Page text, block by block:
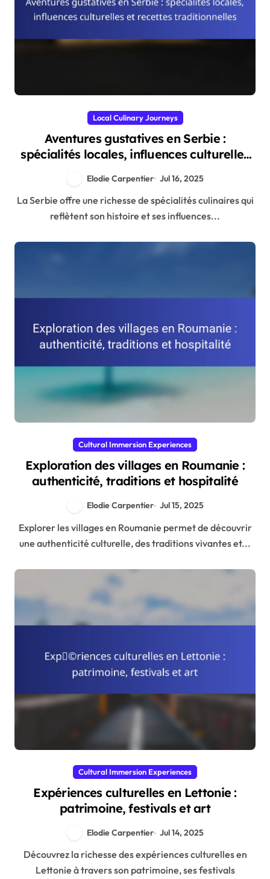
Local Culinary Journeys
Aventures gustatives en Serbie :
spécialités locales, influences culturelles
Elodie Carpentier Jul 16, 2025
La Serbie offre une richesse de spécialités culinaires qui
reflètent son histoire et ses influences...
Cultural Immersion Experiences
Exploration des villages en Roumanie :
authenticité, traditions et hospitalité
Elodie Carpentier Jul 15, 2025
Explorer les villages en Roumanie permet de découvrir
une authenticité culturelle, des traditions vivantes et...
Cultural Immersion Experiences
Expériences culturelles en Lettonie :
patrimoine, festivals et art
Elodie Carpentier Jul 14, 2025
Découvrez la richesse des expériences culturelles en
Lettonie à travers son patrimoine, ses festivals